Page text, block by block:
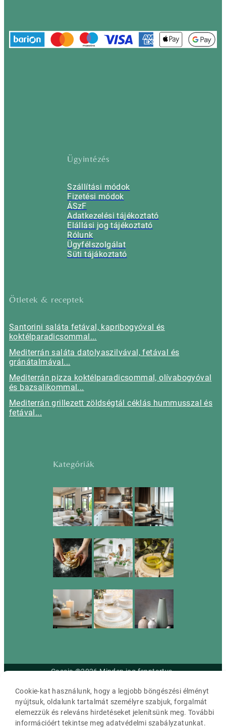
Ügyintézés
Szállítási módok
Fizetési módok
ÁSzF
Adatkezelési tájékoztató
Elállási jog tájékoztató
Rólunk
Ügyfélszolgálat
Süti tájákoztató
Ötletek & receptek
Santorini saláta fetával, kapribogyóval és
koktélparadicsommal...
Mediterrán saláta datolyaszilvával, fetával és
gránátalmával...
Mediterrán pizza koktélparadicsommal, olívabogyóval
és bazsalikommal...
Mediterrán grillezett zöldségtál céklás hummusszal és
fetával...
Kategóriák
Cassia ©2026 Minden jog fenntartva.
Cookie-kat használunk, hogy a legjobb böngészési élményt
nyújtsuk, oldalunk tartalmát személyre szabjuk, forgalmát
elemezzük és releváns hirdetéseket jelenítsünk meg. További
információért tekintse meg adatvédelmi szabályzatunkat.